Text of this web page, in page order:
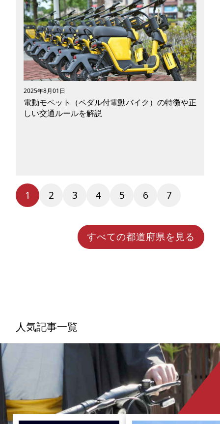
業へと移り変わろうとしています。日本において
も、自動車メーカーやスタートアップがロケット
開発に参入し、政府機関と連携しながら新たな宇
宙産業の地平を切り拓いています。本記事では、
日本のロケット開発の歩みと現状をふまえなが
ら、民間企業の挑戦、JAXAとの協業体制、そし
て宇宙利用の未来について、わかりやすく解説し
ます。
2025年8月01日
電動モペット（ペダル付電動バイク）の特徴や正
しい交通ルールを解説
最近街でよく見かけるようになった「電動モペッ
ト（ペダル付電動バイク）」。ヨーロッパ発祥の
として日本でも近年注目を集めています。今回の
記事では電動モペットの特徴やメリット、交通ル
ールなど…さまざまな角度からモビリティの魅力
1 2 3 4 5 6 7
すべての都道府県を見る
人気記事一覧